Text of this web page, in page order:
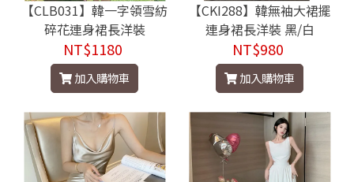
【CLB031】韓一字領雪紡
碎花連身裙長洋裝
NT$1180
加入購物車
【CKI288】韓無袖大裙擺
連身裙長洋裝 黑/白
NT$980
加入購物車